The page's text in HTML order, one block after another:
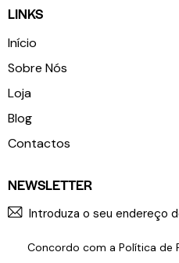
LINKS
Início
Sobre Nós
Loja
Blog
Contactos
NEWSLETTER
Concordo com a Política de